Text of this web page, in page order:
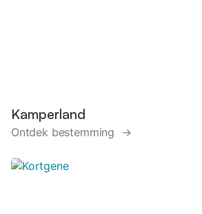
Kamperland
Ontdek bestemming →